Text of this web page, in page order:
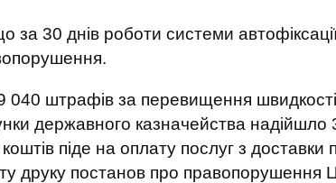
за 30 днів роботи системи
штрафів за перевищення
державного казначейства надійшло
піде на оплату послуг з доставки
друку постанов про правопорушення